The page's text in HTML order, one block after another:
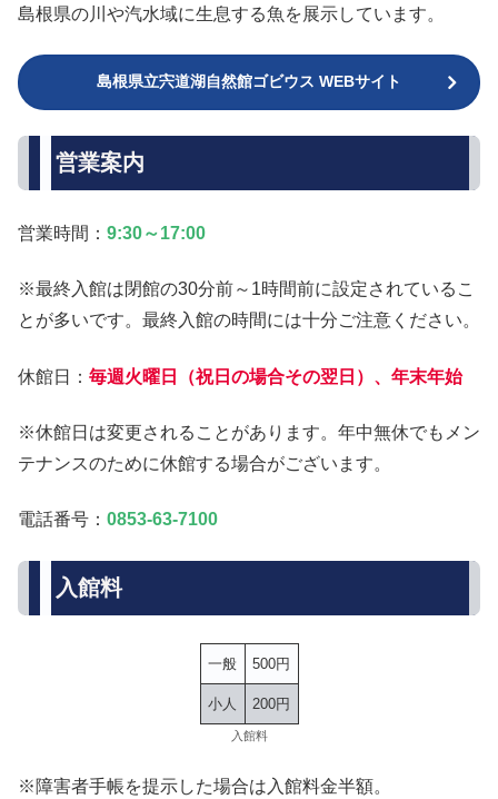
島根県の川や汽水域に生息する魚を展示しています。
島根県立宍道湖自然館ゴビウス WEBサイト
営業案内
営業時間： 9:30～17:00
※最終入館は閉館の30分前～1時間前に設定されているこ
とが多いです。最終入館の時間には十分ご注意ください。
休館日： 毎週火曜日（祝日の場合その翌日）、年末年始
※休館日は変更されることがあります。年中無休でもメン
テナンスのために休館する場合がございます。
電話番号： 0853-63-7100
入館料
一般 500円
小人 200円
入館料
※障害者手帳を提示した場合は入館料金半額。